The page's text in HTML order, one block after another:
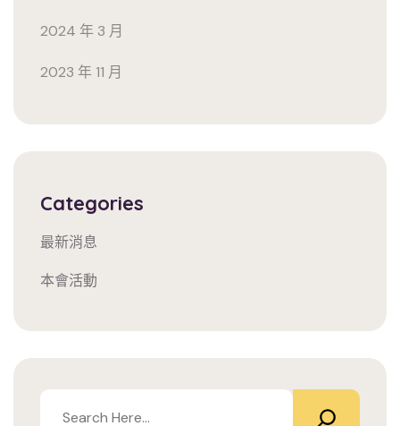
2024 年 3 月
2023 年 11 月
Categories
最新消息
本會活動